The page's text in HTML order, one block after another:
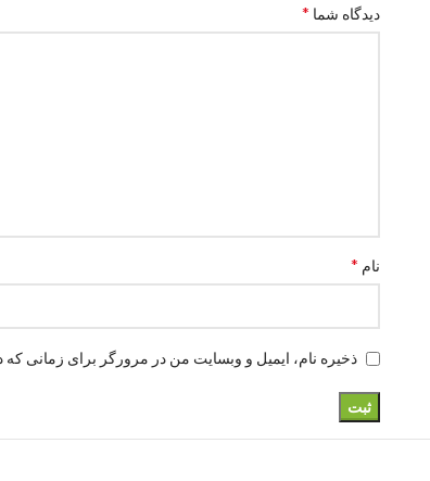
دیدگاه شما *
نام *
ذخیره نام، ایمیل و وبسایت من در مرورگر برای زمانی که